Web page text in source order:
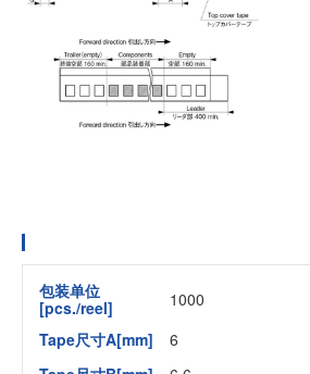
包装单位
[pcs./reel]
1000
Tape尺寸A[mm]
6